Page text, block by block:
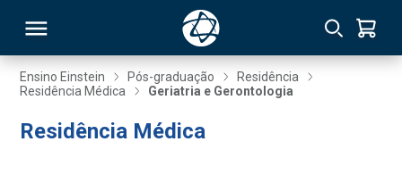
Ensino Einstein Pós-graduação
Residência
Residência Médica
Geriatria e Gerontologia
Residência Médica